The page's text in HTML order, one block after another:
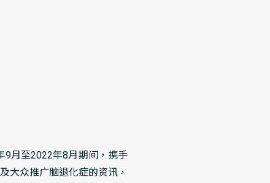
9月至2022年8月期间，携手
大众推广脑退化症的资讯，